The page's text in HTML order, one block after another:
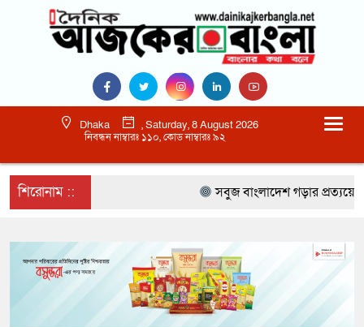
Dhaka
, Saturday, 8 August 2026
নিবন্ধন নাম্বারঃ ১১০, কোড নাম্বারঃ ৯২
শিরোনাম :: সবুজ বাংলাদেশ গড়ার প্রত্যয়ে